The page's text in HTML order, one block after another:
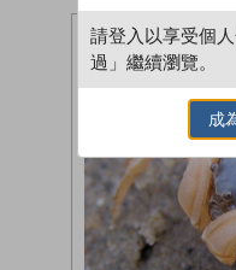
請登入以享受個
過」繼續瀏覽。
成